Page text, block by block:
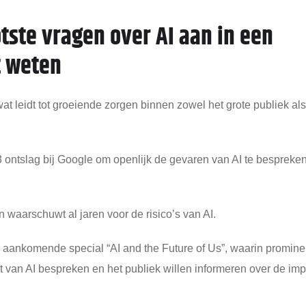
vragen over AI aan in een
leidt tot groeiende zorgen binnen zowel het grote publiek
ontslag bij Google om openlijk de gevaren van AI te
al jaren voor de risico’s van AI.
special “AI and the Future of Us”, waarin
AI bespreken en het publiek willen informeren over de